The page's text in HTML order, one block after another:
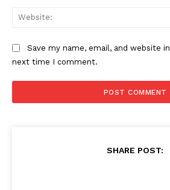
Save my name, email, and website
next time I comment.
SHARE POST: